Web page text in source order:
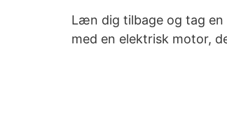
Læn dig tilbage og tag
med en elektrisk motor,